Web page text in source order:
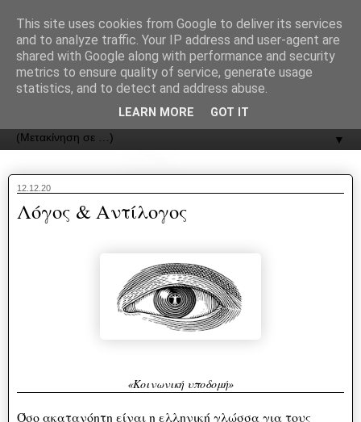
ΟΔΟΣ
▼
12.12.20
Λόγος & Αντίλογος
«Κοινωνική υποδομή»
Όσο ακατανόητη είναι η ελληνική γλώσσα για τους
This site uses cookies from Google to deliver its services
and to analyze traffic. Your IP address and user-agent are
shared with Google along with performance and security
metrics to ensure quality of service, generate usage
statistics, and to detect and address abuse.
LEARN MORE GOT IT